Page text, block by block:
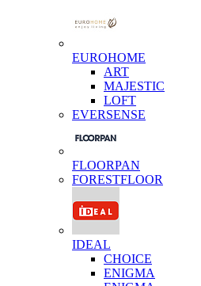
EUROHOME
ART
MAJESTIC
LOFT
EVERSENSE
FLOORPAN
FORESTFLOOR
IDEAL
CHOICE
ENIGMA